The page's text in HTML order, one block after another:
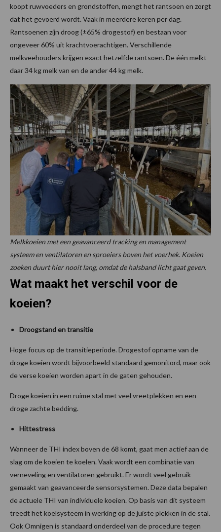
koopt ruwvoeders en grondstoffen, mengt het rantsoen en zorgt
dat het gevoerd wordt. Vaak in meerdere keren per dag.
Rantsoenen zijn droog (±65% drogestof) en bestaan voor
ongeveer 60% uit krachtvoerachtigen. Verschillende
melkveehouders krijgen exact hetzelfde rantsoen. De één melkt
daar 34 kg melk van en de ander 44 kg melk.
Melkkoeien met een geavanceerd tracking en management
systeem en ventilatoren en sproeiers boven het voerhek. Koeien
zoeken duurt hier nooit lang, omdat de halsband licht gaat geven.
Wat maakt het verschil voor de
koeien?
Droogstand en transitie
Hoge focus op de transitieperiode. Drogestof opname van de
droge koeien wordt bijvoorbeeld standaard gemonitord, maar ook
de verse koeien worden apart in de gaten gehouden.
Droge koeien in een ruime stal met veel vreetplekken en een
droge zachte bedding.
Hittestress
Wanneer de THI index boven de 68 komt, gaat men actief aan de
slag om de koeien te koelen. Vaak wordt een combinatie van
verneveling en ventilatoren gebruikt. Er wordt veel gebruik
gemaakt van geavanceerde sensorsystemen. Deze data bepalen
de actuele THI van individuele koeien. Op basis van dit systeem
treedt het koelsysteem in werking op de juiste plekken in de stal.
Ook Omnigen is standaard onderdeel van de procedure tegen